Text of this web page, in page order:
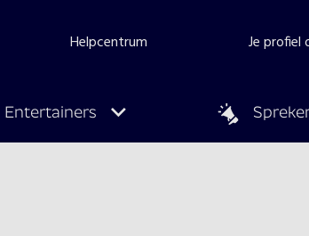
Helpcentrum Je profiel
Entertainers